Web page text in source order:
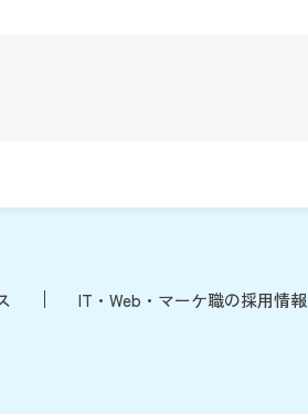
IT・Web・マーケ職の採用情報